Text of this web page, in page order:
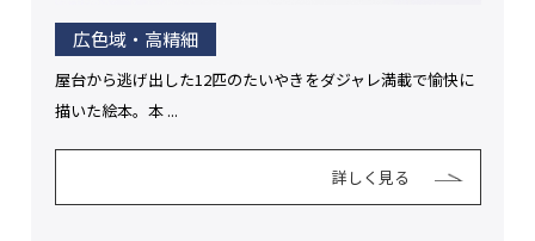
広色域・高精細
屋台から逃げ出した12匹のたいやきをダジャレ満載で愉快に
描いた絵本。本 ...
詳しく見る